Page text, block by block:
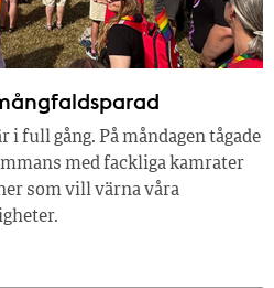
i full gång. På måndagen tågade
med fackliga kamrater
som vill värna våra